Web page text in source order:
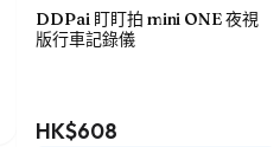
DDPai 盯盯拍 mini ONE 夜視
版行車記錄儀
HK$608